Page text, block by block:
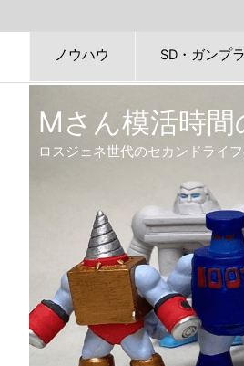
ノウハウ SD・ガンプラ
Mさん模活時間
ロスジェネ世代のセカンドライ